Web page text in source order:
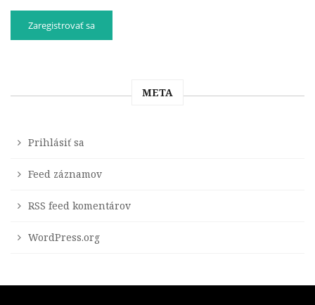
META
Prihlásiť sa
Feed záznamov
RSS feed komentárov
WordPress.org